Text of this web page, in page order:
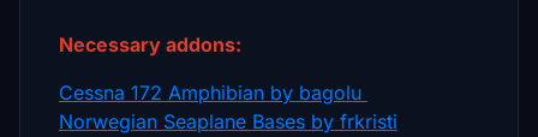
Necessary addons:
Cessna 172 Amphibian by bagolu
Norwegian Seaplane Bases by frkristi